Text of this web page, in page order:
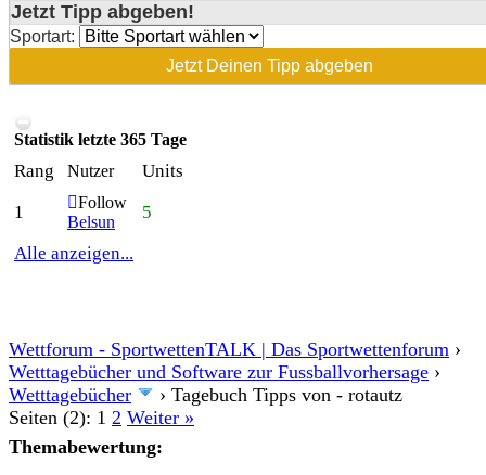
Jetzt Tipp abgeben!
Sportart:
Jetzt Deinen Tipp abgeben
Statistik letzte 365 Tage
Rang Nutzer
Units
1
Follow
Belsun
5
Alle anzeigen...
Wettforum - SportwettenTALK | Das Sportwettenforum ›
Wetttagebücher und Software zur Fussballvorhersage ›
Wetttagebücher
› Tagebuch Tipps von - rotautz
Seiten (2): 1 2 Weiter »
Themabewertung: